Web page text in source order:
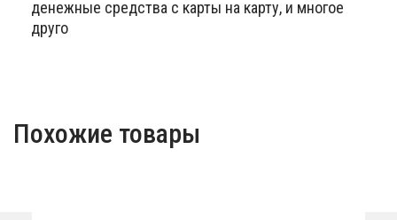
денежные средства с карты на карту, и многое
друго
Похожие товары